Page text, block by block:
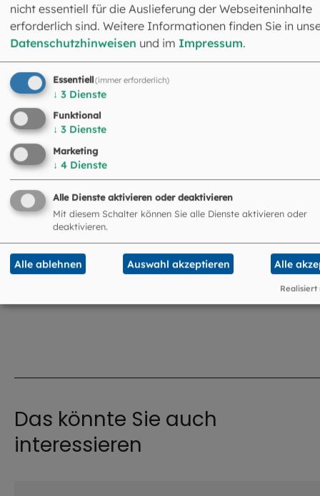
Fachbereich Ehevorbereitung und -
begleitung
Leitung: Markus Reischl
089 2137-1549
089 2137-274313
ehevorbereitung@eomuc.de
begleitung
Das könnte Sie auch
interessieren
nicht essentiell für die Auslieferung der Webseiteninhalte
erforderlich sind. Weitere Informationen finden Sie in
Datenschutzhinweisen und im Impressum.
Essentiell(immer erforderlich)
↓ 3 Dienste
Funktional
↓ 3 Dienste
Marketing
↓ 4 Dienste
Alle Dienste aktivieren oder deaktivieren
Mit diesem Schalter können Sie alle Dienste aktivieren oder
deaktivieren.
Alle ablehnen Auswahl akzeptieren Alle
Realisiert